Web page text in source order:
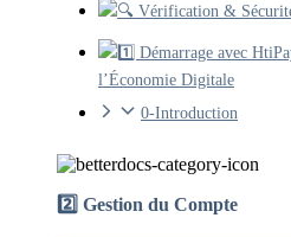
🔍 Vérification &
1️⃣ Démarrage avec
l’Économie Digitale
0-Introduction
2️⃣ Gestion du Compte